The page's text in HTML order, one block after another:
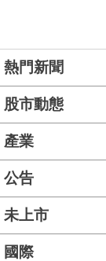
熱門新聞
股市動態
產業
公告
未上市
國際